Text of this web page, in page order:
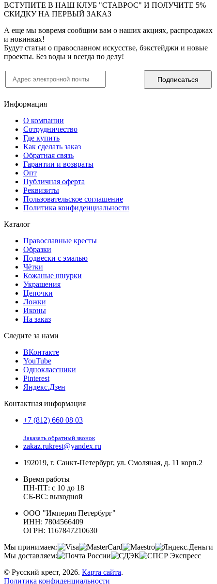
ВСТУПИТЕ В НАШ КЛУБ "СТАВРОС" И ПОЛУЧИТЕ 5%
СКИДКУ НА ПЕРВЫЙ ЗАКАЗ
А еще мы вовремя сообщим вам о наших акциях, распродажах
и новинках!
Будут статьи о православном искусстве, бэкстейджи и новые
проекты. Без воды и всегда по делу!
Информация
О компании
Сотрудничество
Где купить
Как сделать заказ
Обратная связь
Гарантии и возвраты
Опт
Публичная оферта
Реквизиты
Пользовательское соглашение
Политика конфиденциальности
Каталог
Православные кресты
Образки
Подвески с эмалью
Чётки
Кожаные шнурки
Украшения
Цепочки
Ложки
Иконы
На заказ
Следите за нами
ВКонтакте
YouTube
Одноклассники
Pinterest
Яндекс.Дзен
Контактная информация
+7 (812) 660 08 03
Заказать обратный звонок
zakaz.rukrest@yandex.ru
192019, г. Санкт-Петербург, ул. Смоляная, д. 11 корп.2
Время работы
ПН-ПТ: с 10 до 18
СБ-ВС: выходной
ООО "Империя Петербург"
ИНН: 7804566409
ОГРН: 1167847210630
Мы принимаем:
Мы доставляем:
© Русский крест, 2026. Карта сайта.
Политика конфиденциальности